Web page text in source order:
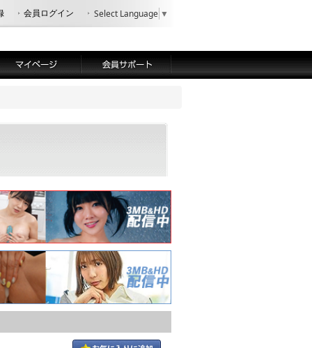
会員ログイン Select Language ▼